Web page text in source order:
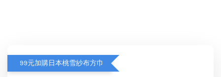
99元加購日本桃雪紗布方巾